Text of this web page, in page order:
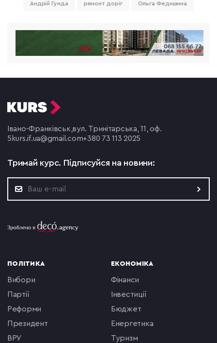
Андрій Гунда ремонт доріг Ольга Федишина
Івано-Франківськ,вул. Тринітарська, 11, оф.
5 kurs.if.ua@gmail.com+380 73 113 2025
Тримай курс. Підписуйся на новини:
ПОЛІТИКА
вибори
партії
реформи
президент
ВРУ
ЕКОНОМІКА
фінанси
інвестиції
бюджет
енергетика
туризм